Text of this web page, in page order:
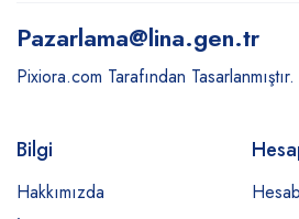
Pazarlama@lina.gen.tr
Pixiora.com Tarafından Tasarlanmıştır.
Bilgi
Hakkımızda